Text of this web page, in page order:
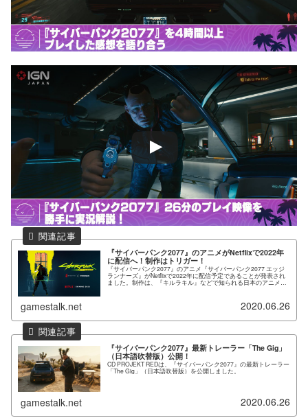
『サイバーパンク2077』のアニメがNetflixで2022年
に配信へ！制作はトリガー！
『サイバーパンク2077』のアニメ『サイバーパンク2077 エッジ
ランナーズ』がNetflixで2022年に配信予定であることが発表され
ました。制作は、『キルラキル』などで知られる日本のアニメス
gamestalk.net 2020.06.26
『サイバーパンク2077』最新トレーラー「The Gig」
（日本語吹替版）公開！
CD PROJEKT REDは、『サイバーパンク2077』の最新トレーラー
「The Gig」（日本語吹替版）を公開しました。
gamestalk.net 2020.06.26